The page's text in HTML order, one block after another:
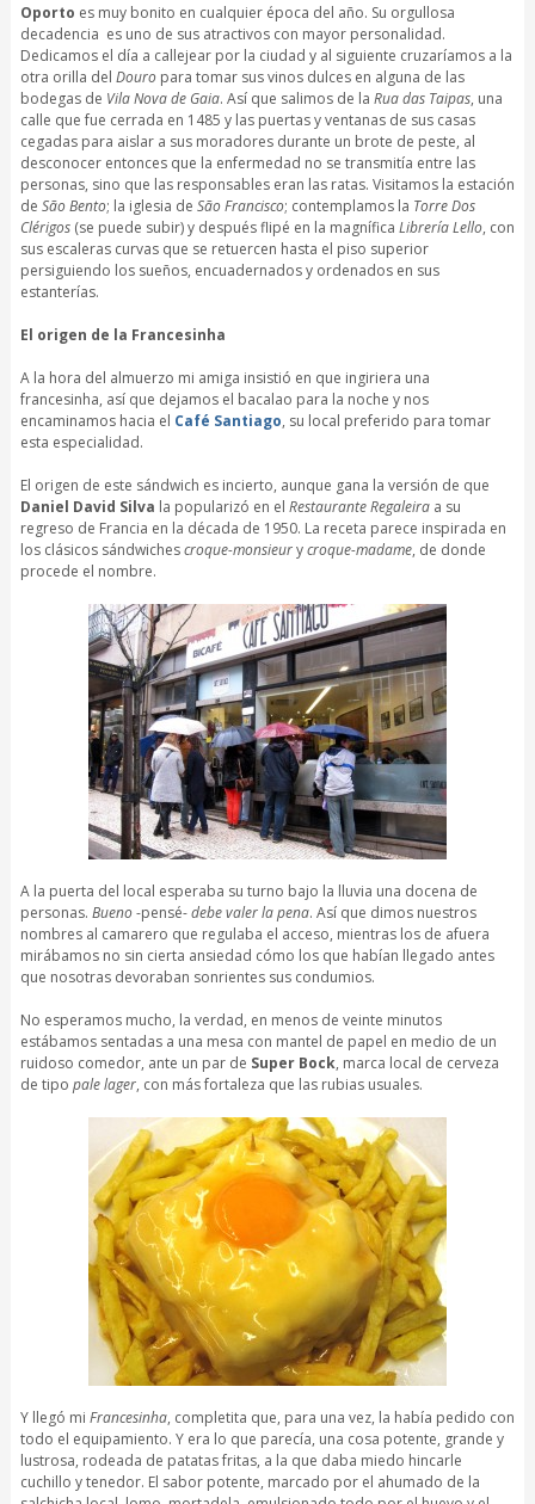
Oporto es muy bonito en cualquier época del año. Su orgullosa
decadencia es uno de sus atractivos con mayor personalidad.
Dedicamos el día a callejear por la ciudad y al siguiente cruzaríamos a la
otra orilla del Douropara tomar sus vinos dulces en alguna de las
bodegas de Vila Nova de Gaia. Así que salimos de la Rua das Taipas, una
calle que fue cerrada en 1485 y las puertas y ventanas de sus casas
cegadas para aislar a sus moradores durante un brote de peste, al
desconocer entonces que la enfermedad no se transmitía entre las
personas, sino que las responsables eran las ratas. Visitamos la estación
de São Bento; la iglesia de São Francisco; contemplamos la Torre Dos
Clérigos(se puede subir) y después flipé en la magnífica Librería Lello, con
sus escaleras curvas que se retuercen hasta el piso superior
persiguiendo los sueños, encuadernados y ordenados en sus
estanterías.
El origen de la Francesinha
A la hora del almuerzo mi amiga insistió en que ingiriera una
francesinha, así que dejamos el bacalao para la noche y nos
encaminamos hacia el Café Santiago, su local preferido para tomar
esta especialidad.
El origen de este sándwich es incierto, aunque gana la versión de que
Daniel David Silva la popularizó en el Restaurante Regaleiraa su
regreso de Francia en la década de 1950. La receta parece inspirada en
los clásicos sándwichescroque-monsieurycroque-madame, de donde
procede el nombre.
A la puerta del local esperaba su turno bajo la lluvia una docena de
personas. Bueno-pensé-debe valer la pena. Así que dimos nuestros
nombres al camarero que regulaba el acceso, mientras los de afuera
mirábamos no sin cierta ansiedad cómo los que habían llegado antes
que nosotras devoraban sonrientes sus condumios.
No esperamos mucho, la verdad, en menos de veinte minutos
estábamos sentadas a una mesa con mantel de papel en medio de un
ruidoso comedor, ante un par de Super Bock, marca local de cerveza
de tipo pale lager, con más fortaleza que las rubias usuales.
Y llegó mi Francesinha, completita que, para una vez, la había pedido con
todo el equipamiento. Y era lo que parecía, una cosa potente, grande y
lustrosa, rodeada de patatas fritas, a la que daba miedo hincarle
cuchillo y tenedor. El sabor potente, marcado por el ahumado de la